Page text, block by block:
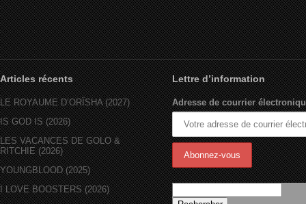
Articles récents
LE ROYAUME D’ORÏSHA (2027)
IS GOD IS (2026)
LES VACANCES DE GOLO &
RITCHIE (2026)
YOUNGBLOOD (2025)
I LOVE BOOSTERS (2026)
Lettre d’information
Adresse de courrier